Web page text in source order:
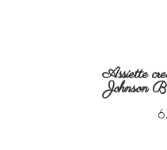
Assiette
Johnson
6.